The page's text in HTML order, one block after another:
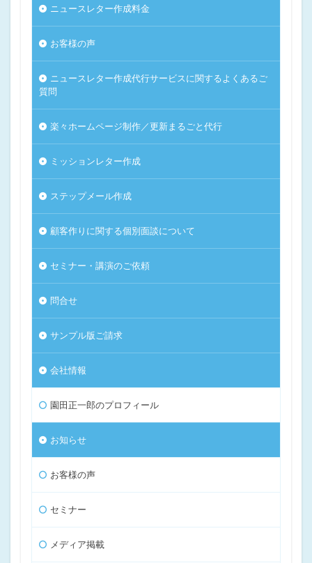
ニュースレター作成料金
お客様の声
ニュースレター作成代行サービスに関するよくあるご
質問
楽々ホームページ制作／更新まるごと代行
ミッションレター作成
ステップメール作成
顧客作りに関する個別面談について
セミナー・講演のご依頼
問合せ
サンプル版ご請求
会社情報
園田正一郎のプロフィール
お知らせ
お客様の声
セミナー
メディア掲載